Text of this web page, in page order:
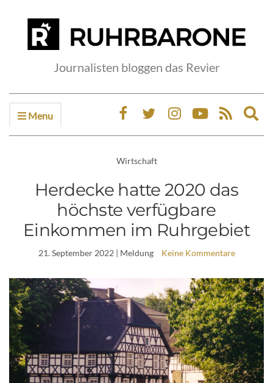
Journalisten bloggen das Revier
Menu
Wirtschaft
Herdecke hatte 2020 das
höchste verfügbare
Einkommen im Ruhrgebiet
21. September 2022| Meldung Keine Kommentare